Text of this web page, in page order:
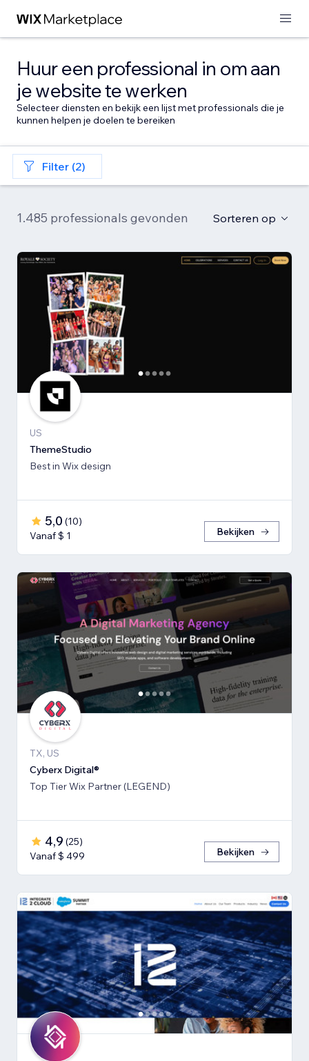
Huur een professional in om aan
je website te werken
Selecteer diensten en bekijk een lijst met professionals die je
kunnen helpen je doelen te bereiken
Filter (2)
1.485 professionals gevonden Sorteren op
US
ThemeStudio
Best in Wix design
5,0 (10)
Vanaf $ 1
Bekijken
TX, US
Cyberx Digital®
Top Tier Wix Partner (LEGEND)
4,9 (25)
Vanaf $ 499
Bekijken